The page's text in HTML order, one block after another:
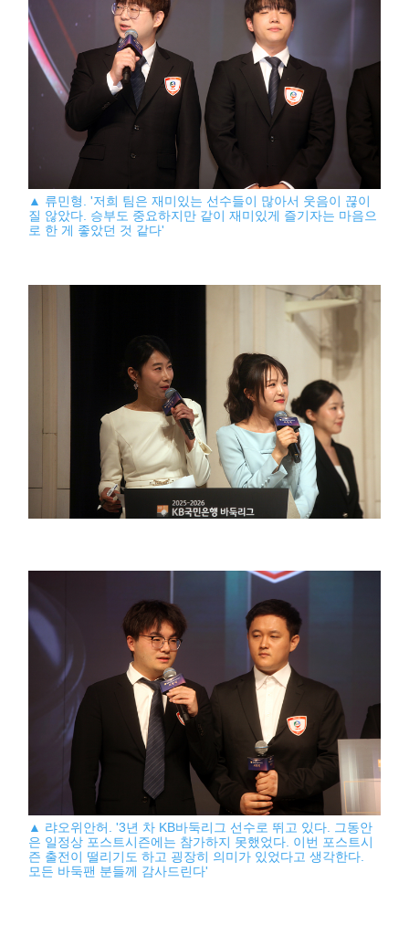
▲ 류민형. '저희 팀은 재미있는 선수들이 많아서 웃음이 끊이
질 않았다. 승부도 중요하지만 같이 재미있게 즐기자는 마음으
로 한 게 좋았던 것 같다'
▲ 랴오위안허. '3년 차 KB바둑리그 선수로 뛰고 있다. 그동안
은 일정상 포스트시즌에는 참가하지 못했었다. 이번 포스트시
즌 출전이 떨리기도 하고 굉장히 의미가 있었다고 생각한다.
모든 바둑팬 분들께 감사드린다'